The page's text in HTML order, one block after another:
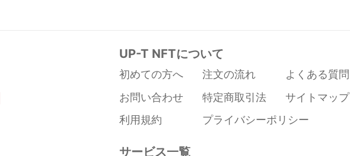
https://twitter.com/shopgallerygai?s=09
https://opensea.io/gallarygai/collected
Wallet Address: 0x59A9b74178dc5BB050b7060b2f8D9016
UP-T NFTについて
初めての方へ 注文の流れ
よくある質問
お問い合わせ
特定商取引法
サイトマップ
利用規約
プライバシーポリシー
サービス一覧